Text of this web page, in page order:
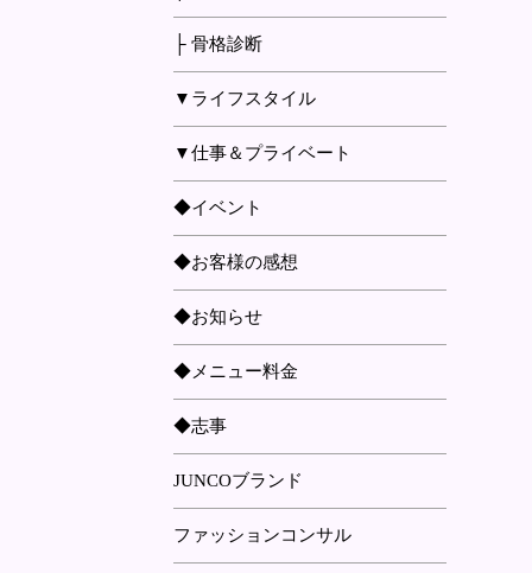
├ 骨格診断
▼ライフスタイル
▼仕事＆プライベート
◆イベント
◆お客様の感想
◆お知らせ
◆メニュー料金
◆志事
JUNCOブランド
ファッションコンサル